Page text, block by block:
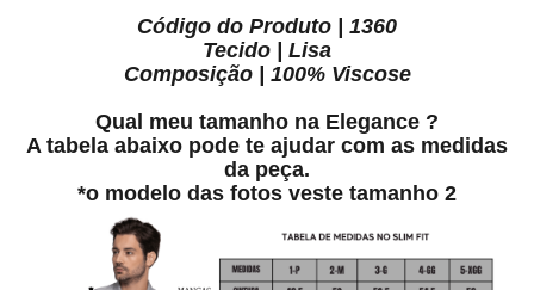
Código do Produto | 1360
Tecido | Lisa
Composição | 100% Viscose
Qual meu tamanho na Elegance ?
A tabela abaixo pode te ajudar com as medidas
da peça.
*o modelo das fotos veste tamanho 2